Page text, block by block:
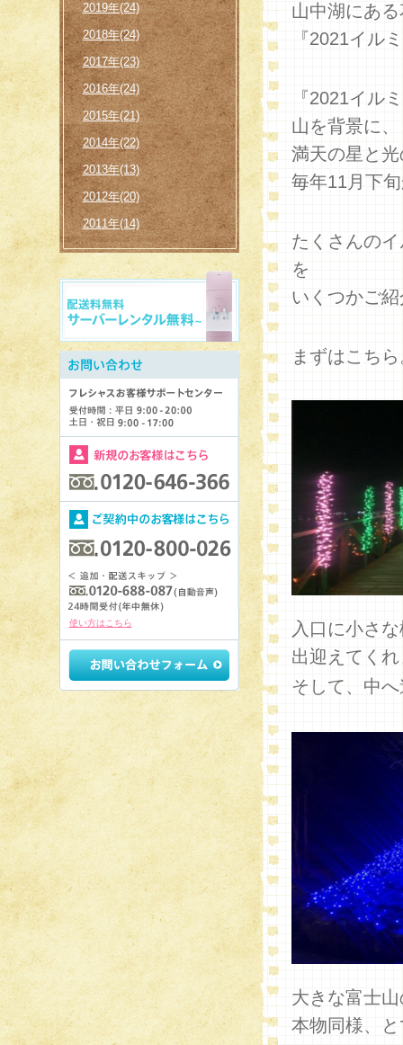
2019年(24)
2018年(24)
2017年(23)
2016年(24)
2015年(21)
2014年(22)
2013年(13)
2012年(20)
2011年(14)
使い方はこちら
山中湖にあ
『2021イル
『2021イル
山を背景に、
満天の星と
毎年11月下
たくさんの
を
いくつかご
まずはこち
入口に小さ
出迎えてく
そして、中
大きな富士
本物同様、